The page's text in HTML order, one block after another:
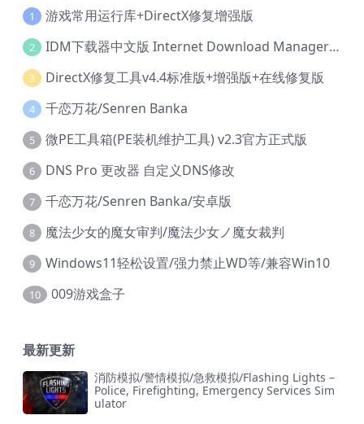
1 游戏常用运行库+DirectX修复增强版
2 IDM下载器中文版 Internet Download Manager v6.42.36 IDM
3 DirectX修复工具v4.4标准版+增强版+在线修复版
4 千恋万花/Senren Banka
5 微PE工具箱(PE装机维护工具) v2.3官方正式版
6 DNS Pro 更改器 自定义DNS修改
7 千恋万花/Senren Banka/安卓版
8 魔法少女的魔女审判/魔法少女ノ魔女裁判
9 Windows11轻松设置/强力禁止WD等/兼容Win10
10 009游戏盒子
最新更新
消防模拟/警情模拟/急救模拟/Flashing Lights –
Police, Firefighting, Emergency Services Sim
ulator